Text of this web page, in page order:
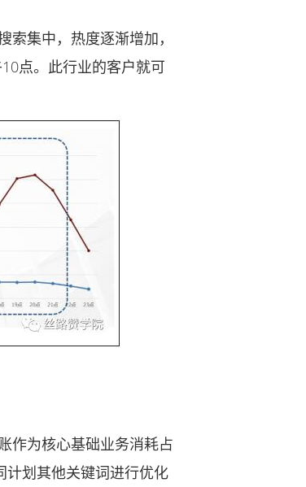
集中，热度逐渐增加，
点。此行业的客户就可
为核心基础业务消耗占
计划其他关键词进行优化